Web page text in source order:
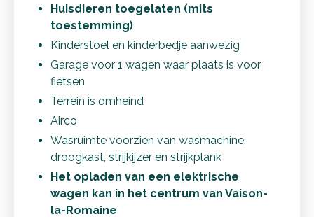
Huisdieren toegelaten (mits
toestemming)
Kinderstoel en kinderbedje aanwezig
Garage voor 1 wagen waar plaats is voor
fietsen
Terrein is omheind
Airco
Wasruimte voorzien van wasmachine,
droogkast, strijkijzer en strijkplank
Het opladen van een elektrische
wagen kan in het centrum van Vaison-
la-Romaine